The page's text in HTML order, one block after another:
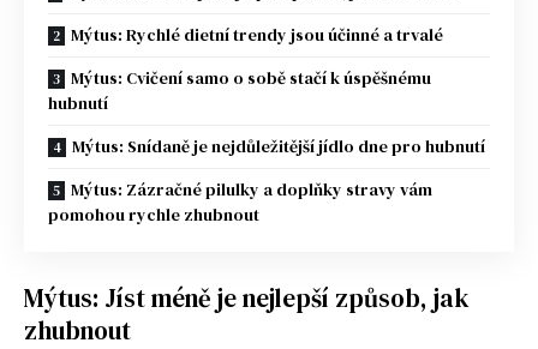
Mýtus: Rychlé dietní trendy jsou účinné a trvalé
Mýtus: Cvičení samo o sobě stačí k úspěšnému
hubnutí
Mýtus: Snídaně je nejdůležitější jídlo dne pro hubnutí
Mýtus: Zázračné pilulky a doplňky stravy vám
pomohou rychle zhubnout
Mýtus: Jíst méně je nejlepší způsob, jak
zhubnout